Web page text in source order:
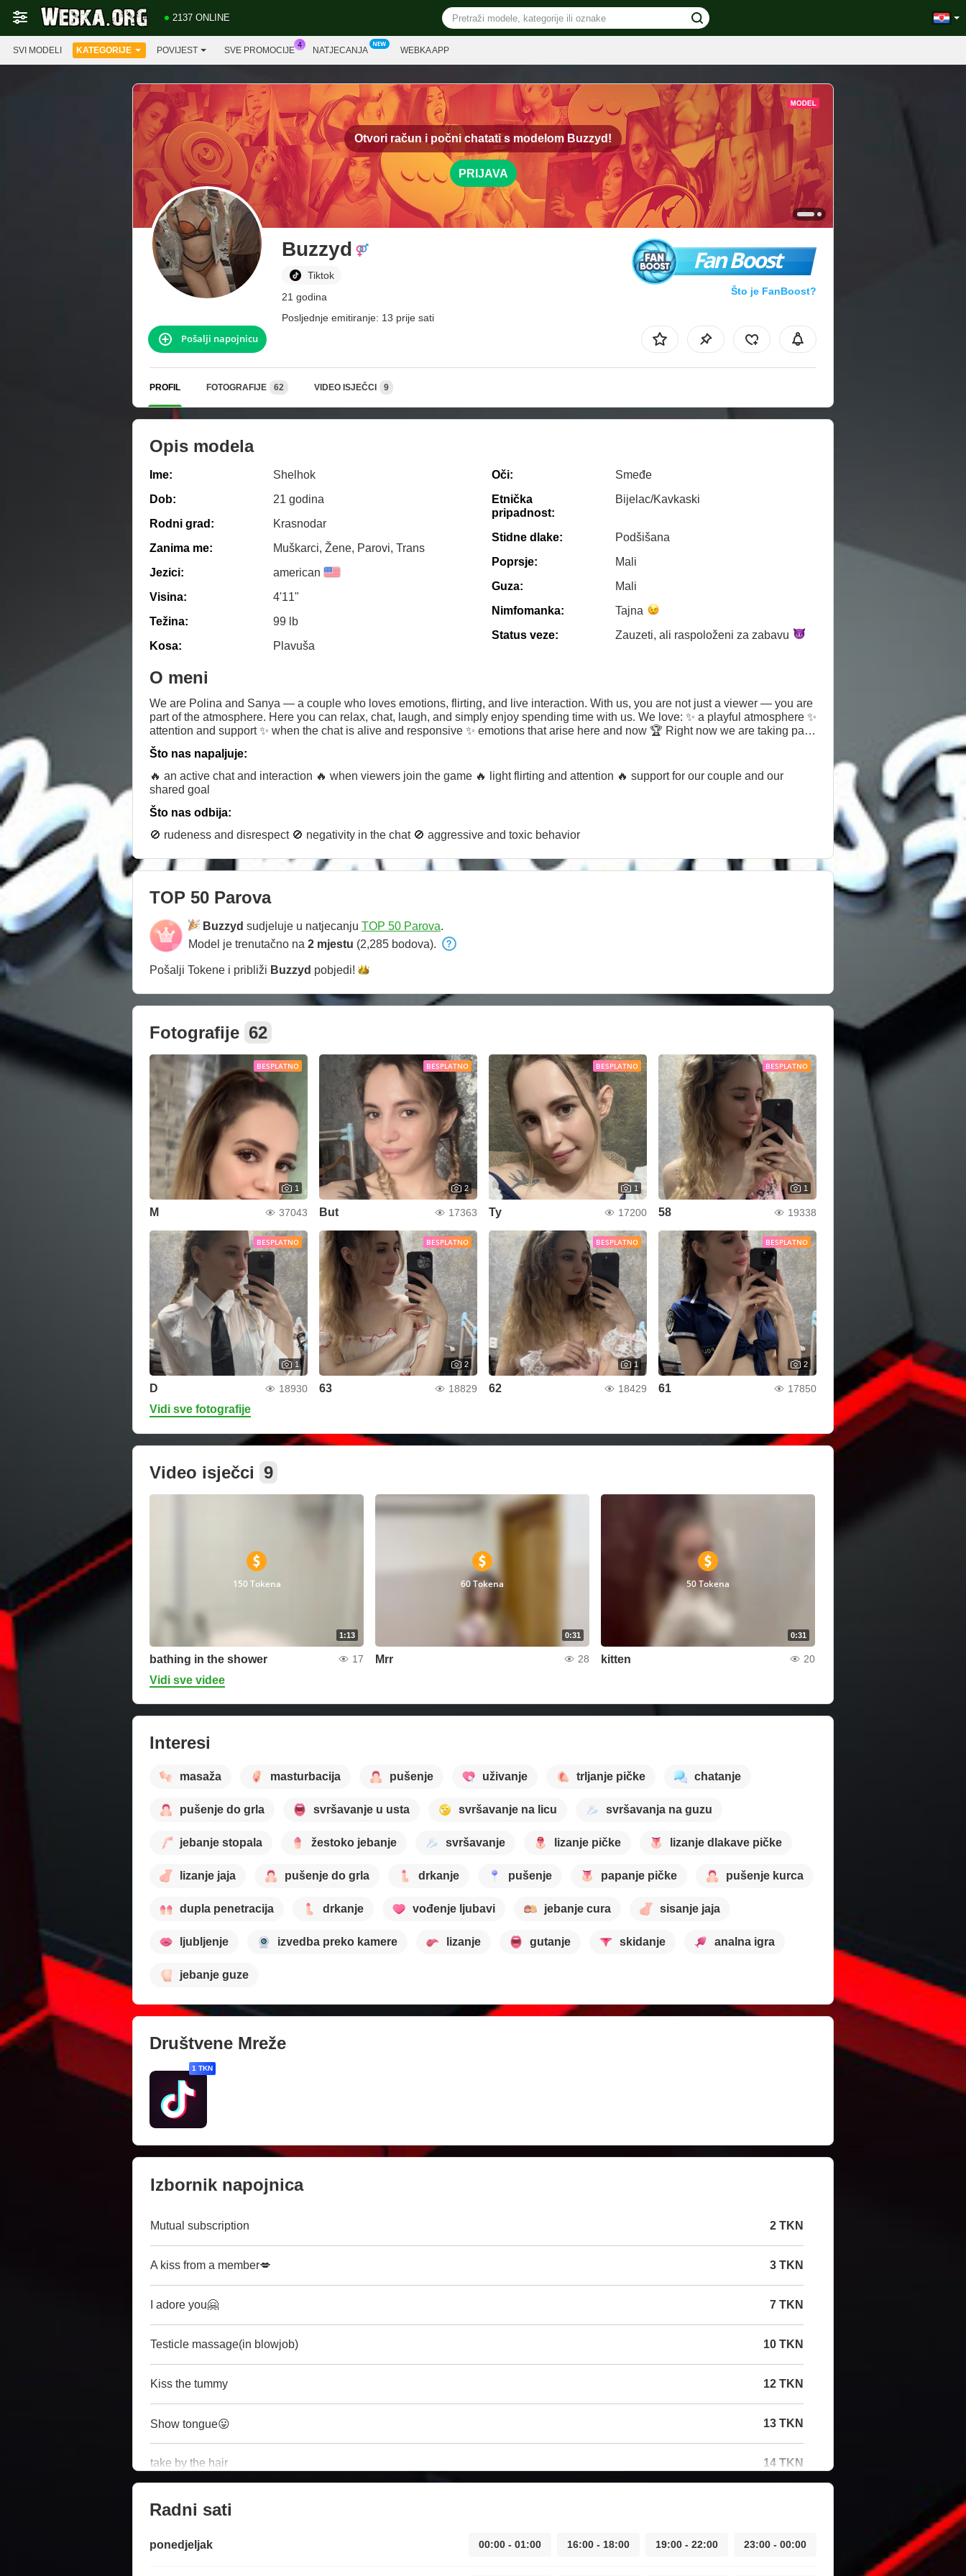
2137 ONLINE
SVI MODELI KATEGORIJE POVIJEST SVE PROMOCIJE NATJECANJA WEBKA APP
Otvori račun i počni chatati s modelom Buzzyd!
PRIJAVA
Buzzyd
Tiktok
21 godina
Posljednje emitiranje: 13 prije sati
Fan Boost
Što je FanBoost?
Pošalji napojnicu
PROFIL FOTOGRAFIJE 62 VIDEO ISJEČCI 9
Opis modela
Ime:
Shelhok
Dob:
21 godina
Rodni grad:
Krasnodar
Zanima me:
Muškarci, Žene, Parovi, Trans
Jezici:
american
Visina:
4'11"
Težina:
99 lb
Kosa:
Plavuša
Oči:
Smeđe
Etnička
pripadnost:
Bijelac/Kavkaski
Stidne dlake:
Podšišana
Poprsje:
Mali
Guza:
Mali
Nimfomanka:
Tajna
Status veze:
Zauzeti, ali raspoloženi za zabavu
O meni
We are Polina and Sanya — a couple who loves emotions, flirting, and live interaction. With us, you are not just a viewer — you are
part of the atmosphere. Here you can relax, chat, laugh, and simply enjoy spending time with us. We love: ✨ a playful atmosphere ✨
attention and support ✨ when the chat is alive and responsive ✨ emotions that arise here and now 🏆 Right now we are taking part
in the Top 50 couples ranking and moving toward the highest positions. Every token is a contribution to our shared goal and the
growth of our show. Thank you to everyone who is with us ❤️ 💬 If you enjoy the vibe — stay with us, chat, and become part of our
little team.
Što nas napaljuje:
🔥 an active chat and interaction 🔥 when viewers join the game 🔥 light flirting and attention 🔥 support for our couple and our
shared goal
Što nas odbija:
🚫 rudeness and disrespect 🚫 negativity in the chat 🚫 aggressive and toxic behavior
TOP 50 Parova
Buzzyd sudjeluje u natjecanju TOP 50 Parova.
Model je trenutačno na 2 mjestu (2,285 bodova).
Pošalji Tokene i približi Buzzyd pobjedi!
Fotografije 62
BESPLATNO
1
M 37043
BESPLATNO
2
But 17363
BESPLATNO
1
Ty 17200
BESPLATNO
1
58 19338
BESPLATNO
1
D 18930
BESPLATNO
2
63 18829
BESPLATNO
1
62 18429
BESPLATNO
2
61 17850
Vidi sve fotografije
Video isječci 9
1:13
150 Tokena
bathing in the shower 17
0:31
60 Tokena
Mrr 28
0:31
50 Tokena
kitten 20
Vidi sve videe
Interesi
masaža masturbacija pušenje uživanje trljanje pičke chatanje
pušenje do grla svršavanje u usta svršavanje na licu svršavanja na guzu
jebanje stopala žestoko jebanje svršavanje lizanje pičke lizanje dlakave pičke
lizanje jaja pušenje do grla drkanje pušenje papanje pičke pušenje kurca
dupla penetracija drkanje vođenje ljubavi jebanje cura sisanje jaja
ljubljenje izvedba preko kamere lizanje gutanje skidanje analna igra
jebanje guze
Društvene Mreže
1 TKN
Izbornik napojnica
Mutual subscription 2 TKN
A kiss from a member💋 3 TKN
I adore you🤗 7 TKN
Testicle massage(in blowjob) 10 TKN
Kiss the tummy 12 TKN
Show tongue😛 13 TKN
take by the hair 14 TKN
Radni sati
ponedjeljak 00:00 - 01:00 16:00 - 18:00 19:00 - 22:00 23:00 - 00:00